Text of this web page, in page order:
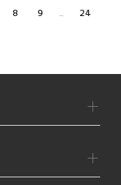
8 9 ... 24